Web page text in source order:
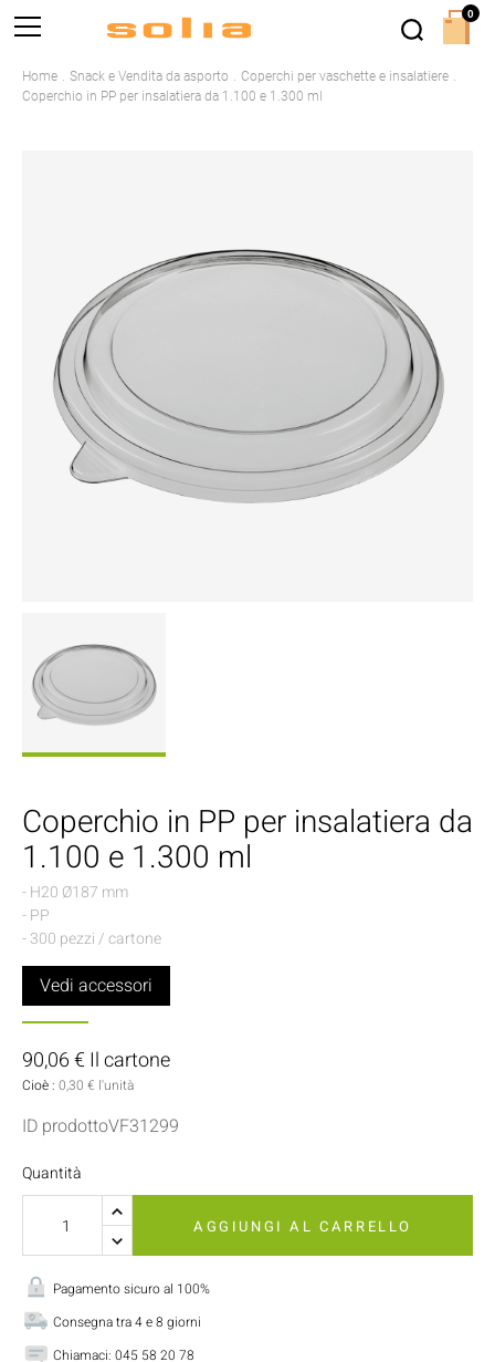
Home Snack e Vendita da asporto
Coperchi per vaschette e insalatiere
Coperchio in PP per insalatiera da 1.100 e 1.300 ml
Coperchio in PP per insalatiera da
1.100 e 1.300 ml
- H20 Ø187 mm
- PP
- 300 pezzi / cartone
Vedi accessori
90,06 € Il cartone
Cioè : 0,30 € l'unità
ID prodottoVF31299
Quantità
AGGIUNGI AL CARRELLO
Pagamento sicuro al 100%
Consegna tra 4 e 8 giorni
Chiamaci: 045 58 20 78
0